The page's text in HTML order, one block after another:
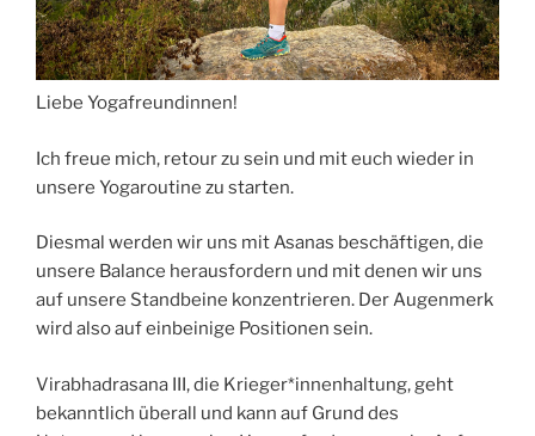
Liebe Yogafreundinnen!
Ich freue mich, retour zu sein und mit euch wieder in
unsere Yogaroutine zu starten.
Diesmal werden wir uns mit Asanas beschäftigen, die
unsere Balance herausfordern und mit denen wir uns
auf unsere Standbeine konzentrieren. Der Augenmerk
wird also auf einbeinige Positionen sein.
Virabhadrasana III, die Krieger*innenhaltung, geht
bekanntlich überall und kann auf Grund des